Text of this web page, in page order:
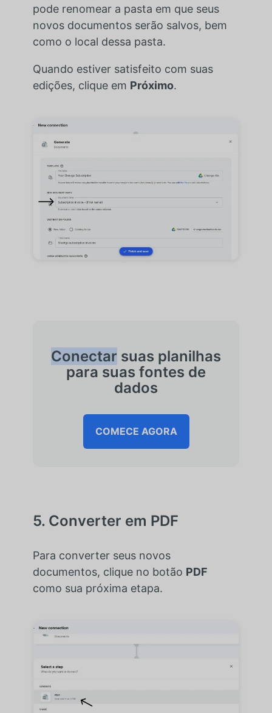
pode renomear a pasta em que seus
novos documentos serão salvos, bem
como o local dessa pasta.
Quando estiver satisfeito com suas
edições, clique em Próximo.
Conectar suas planilhas
para suas fontes de
dados
COMECE AGORA
5. Converter em PDF
Para converter seus novos
documentos, clique no botão PDF
como sua próxima etapa.